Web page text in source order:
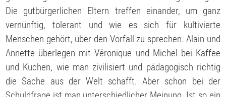
Die gutbürgerlichen Eltern treffen einander, um ganz
vernünftig, tolerant und wie es sich für kultivierte
Menschen gehört, über den Vorfall zu sprechen. Alain und
Annette überlegen mit Véronique und Michel bei Kaffee
und Kuchen, wie man zivilisiert und pädagogisch richtig
die Sache aus der Welt schafft. Aber schon bei der